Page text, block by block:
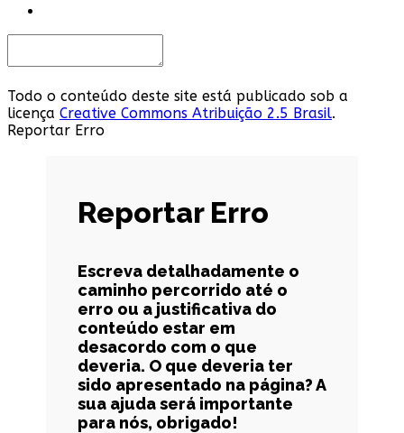
Todo o conteúdo deste site está publicado sob a
licença Creative Commons Atribuição 2.5 Brasil.
Reportar Erro
Reportar Erro
Escreva detalhadamente o
caminho percorrido até o
erro ou a justificativa do
conteúdo estar em
desacordo com o que
deveria. O que deveria ter
sido apresentado na página? A
sua ajuda será importante
para nós, obrigado!